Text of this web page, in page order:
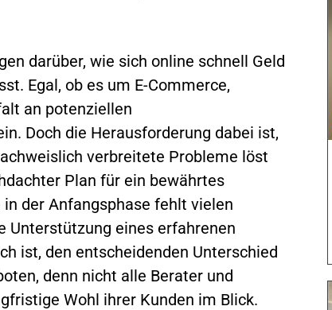
darüber, wie sich online schnell Geld
Egal, ob es um E-Commerce,
an potenziellen
Doch die Herausforderung dabei ist,
verbreitete Probleme löst
Plan für ein bewährtes
der Anfangsphase fehlt vielen
Unterstützung eines erfahrenen
ist, den entscheidenden Unterschied
denn nicht alle Berater und
Wohl ihrer Kunden im Blick.